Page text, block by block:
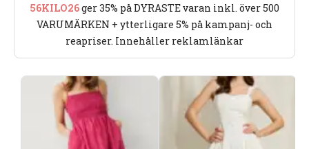
56KILO26ger 35% på DYRASTE varan inkl. över 500
VARUMÄRKEN + ytterligare 5% på kampanj- och
reapriser. Innehåller reklamlänkar